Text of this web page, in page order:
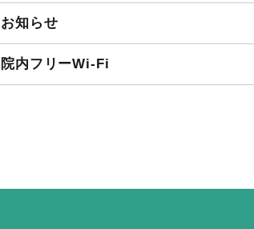
お知らせ
院内フリーWi-Fi